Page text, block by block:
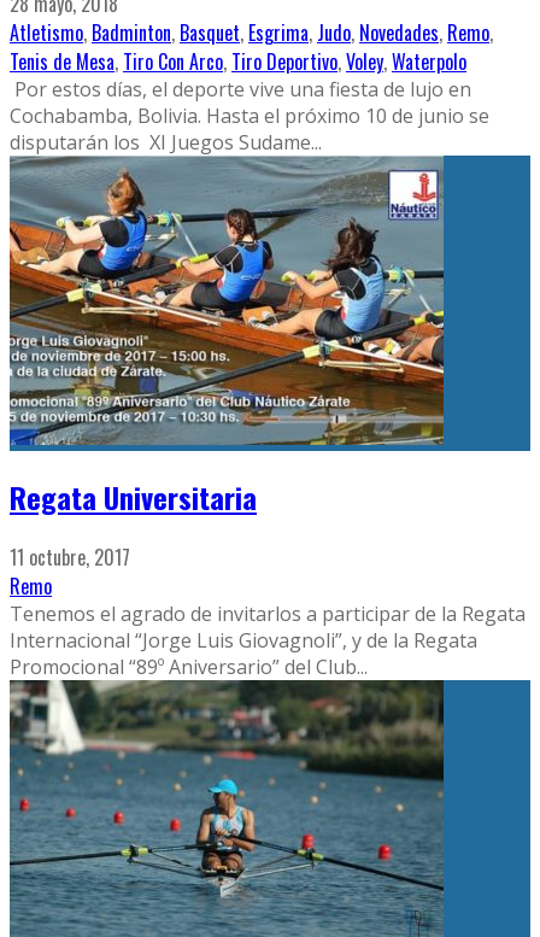
Atletismo, Badminton, Basquet, Esgrima, Judo, Novedades, Remo,
Tenis de Mesa, Tiro Con Arco, Tiro Deportivo,Voley,Waterpolo
Por estos días, el deporte vive una fiesta de lujo en
Cochabamba, Bolivia. Hasta el próximo 10 de junio se
disputarán los XI Juegos Sudame...
Regata Universitaria
11 octubre, 2017
Remo
Tenemos el agrado de invitarlos a participar de la Regata
Internacional “Jorge Luis Giovagnoli”, y de la Regata
Promocional “89º Aniversario” del Club...